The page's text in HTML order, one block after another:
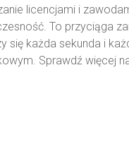
licencjami i
To przyciąga
się każda sekunda i
Sprawdź więcej